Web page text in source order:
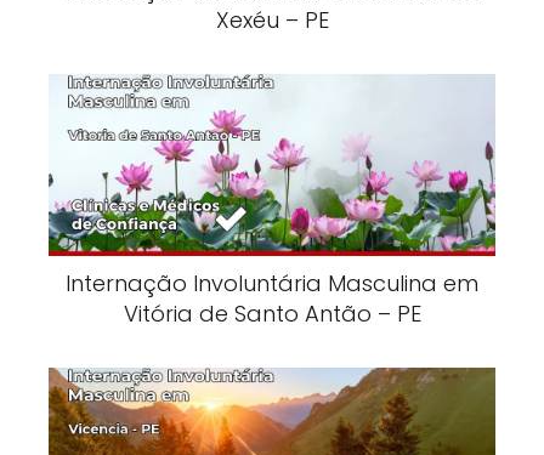
Xexéu – PE
Internação Involuntária Masculina em
Vitória de Santo Antão – PE